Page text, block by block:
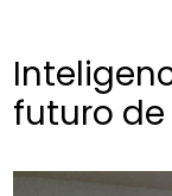
futuro